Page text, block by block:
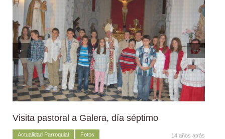
← →
Visita pastoral a Galera, día séptimo
Actualidad Parroquial Fotos 14 años atrás